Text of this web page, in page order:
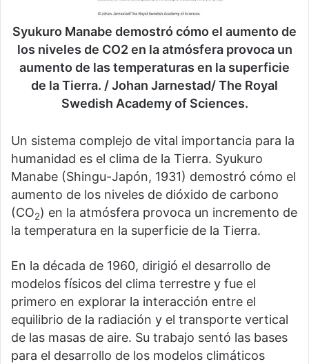
Syukuro Manabe demostró cómo el aumento de
los niveles de CO2 en la atmósfera provoca un
aumento de las temperaturas en la superficie
de la Tierra. / Johan Jarnestad/ The Royal
Swedish Academy of Sciences.
Un sistema complejo de vital importancia para la
humanidad es el clima de la Tierra. Syukuro
Manabe (Shingu-Japón, 1931) demostró cómo el
aumento de los niveles de dióxido de carbono
(CO2) en la atmósfera provoca un incremento de
la temperatura en la superficie de la Tierra.
En la década de 1960, dirigió el desarrollo de
modelos físicos del clima terrestre y fue el
primero en explorar la interacción entre el
equilibrio de la radiación y el transporte vertical
de las masas de aire. Su trabajo sentó las bases
para el desarrollo de los modelos climáticos